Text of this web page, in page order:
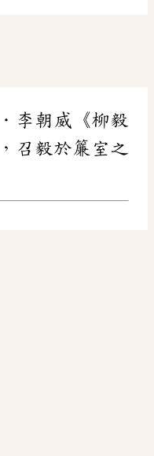
李朝威《柳毅
召毅於簾室之